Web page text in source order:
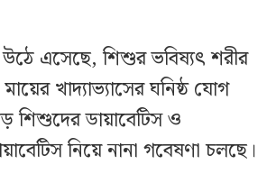
এসেছে, শিশুর ভবিষ্যৎ শরীর
মায়ের খাদ্যাভ্যাসের ঘনিষ্ঠ যোগ
শিশুদের ডায়াবেটিস ও
নিয়ে নানা গবেষণা চলছে।